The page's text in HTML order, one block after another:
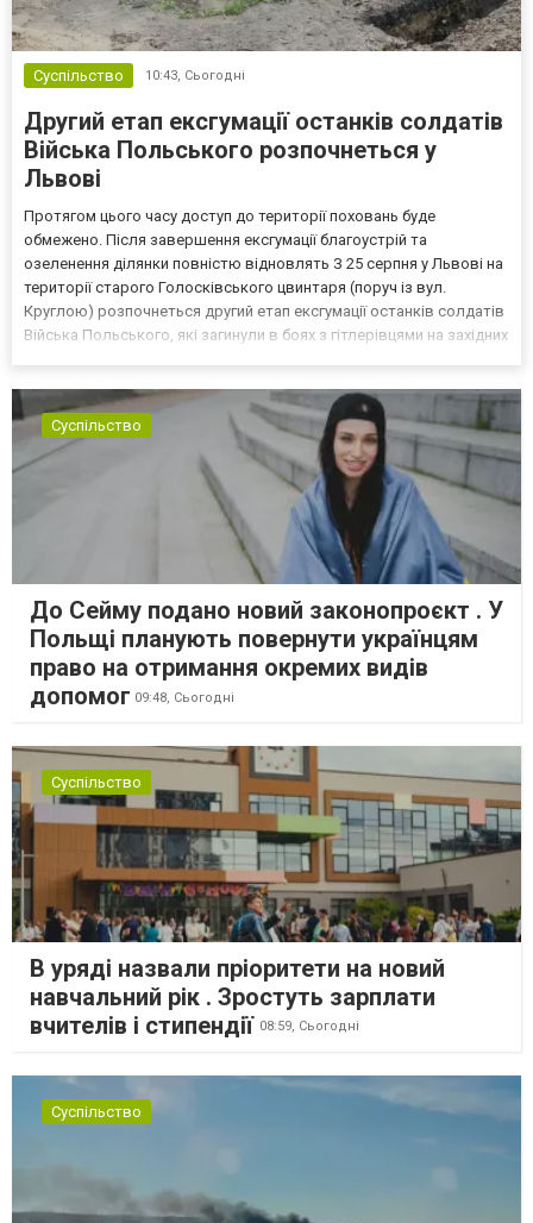
Суспільство 10:43, Сьогодні
Другий етап ексгумації останків солдатів
Війська Польського розпочнеться у
Львові
Протягом цього часу доступ до території поховань буде
обмежено. Після завершення ексгумації благоустрій та
озеленення ділянки повністю відновлять З 25 серпня у Львові на
території старого Голосківського цвинтаря (поруч із вул.
Круглою) розпочнеться другий етап ексгумації останків солдатів
Війська Польського, які загинули в боях з гітлерівцями на західних
Суспільство
До Сейму подано новий законопроєкт . У
Польщі планують повернути українцям
право на отримання окремих видів
допомог 09:48, Сьогодні
Суспільство
В уряді назвали пріоритети на новий
навчальний рік . Зростуть зарплати
вчителів і стипендії 08:59, Сьогодні
Суспільство